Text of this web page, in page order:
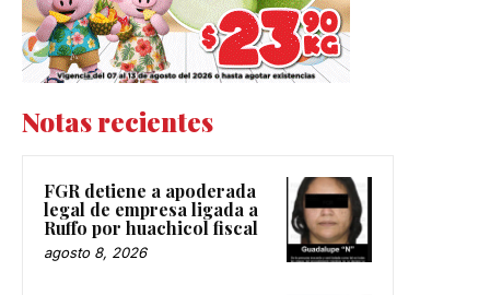
Notas recientes
FGR detiene a apoderada
legal de empresa ligada a
Ruffo por huachicol fiscal
agosto 8, 2026